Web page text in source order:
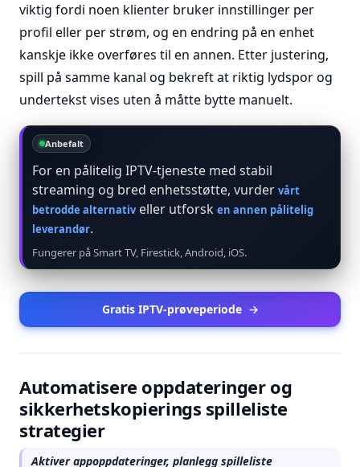
viktig fordi noen klienter bruker innstillinger per
profil eller per strøm, og en endring på en enhet
kanskje ikke overføres til en annen. Etter justering,
spill på samme kanal og bekreft at riktig lydspor og
undertekst vises uten å måtte bytte manuelt.
Anbefalt
For en pålitelig IPTV-tjeneste med stabil
streaming og bred enhetsstøtte, vurder vårt
betrodde alternativeller utforsk en annen pålitelig
leverandør.
Fungerer på Smart TV, Firestick, Android, iOS.
Gratis IPTV-prøveperiode →
Automatisere oppdateringer og
sikkerhetskopierings spilleliste
strategier
Aktiver appoppdateringer, planlegg spilleliste